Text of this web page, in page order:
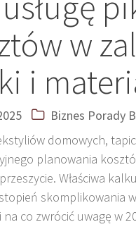
w
i
Biznes Porady
domowych,
planowania
Właściwa
skomplikowania
co zwrócić uwagę w